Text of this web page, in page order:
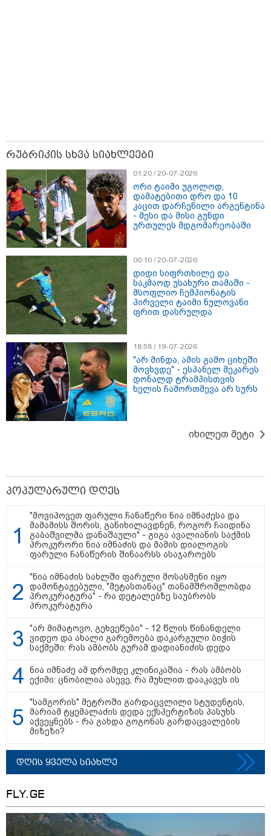
11:13 / 05-08-2026
Hisense წარმოგიდგენთ გზავნილს "ინოვაციები
უკეთესი ცხოვრებისათვის" FIFA-ს 2026 წლის
მსოფლიო ჩემპიონატზე™
შეიძინე ალდაგის სამოგზაურო დაზღვევა და
15:42 / 07-08-2026
"საიდან იცის, მან სინამდვილეში რა
ვცდები სამჯერ არის ნამყოფი, არც
ერთხელ 10 დღეს არ ცდებოდა" - გია
განცხადებაზე
10:58 / 06-08-2026
რუბრიკის სხვა სიახლეები
01:20 / 20-07-2026
ორი ტაიმი უგოლოდ,
დამატებითი დრო და 10
კაცით დარჩენილი არგენტინა
- მესი და მისი გუნდი
ურთულეს მდგომარეობაში
00:10 / 20-07-2026
დიდი სიფრთხილე და
საკმაოდ უსახური თამაში -
მსოფლიო ჩემპიონატის
პირველი ტაიმი ნულოვანი
ფრით დასრულდა
18:58 / 19-07-2026
"არ მინდა, ამის გამო ციხეში
მოვხვდე" - ესპანელ მეკარეს
დონალდ ტრამპისთვის
ხელის ჩამორთმევა არ სურს
იხილეთ მეტი
პოპულარული დღეს
"მოვიპოვეთ ფარული ჩანაწერი ნია იმნაძესა და
მამამისს შორის, განიხილავდნენ, როგორ ჩაიდინა
გაბაშვილმა დანაშაული" - გიგა ავალიანის საქმის
პროკურორი ნია იმნაძის და მამის დიალოგის
ფარული ჩანაწერის შინაარსს ასაჯაროებს
"ნია იმნაძის სახლში ფარული მოსასმენი იყო
დამონტაჟებული, "მეტასთანაც" თანამშრომლობდა
პროკურატურა" - რა დეტალებზე საუბრობს
პროკურატურა
"არ მიმატოვო, გეხვეწები" - 12 წლის წინანდელი
ვიდეო და ახალი გარემოება დაკარგული ბიჭის
საქმეში: რას ამბობს გურამ დადიანიძის დედა
ნია იმნაძე ამ დრომდე კლინიკაშია - რას ამბობს
ექიმი: ცნობილია ასევე, რა მუხლით დააკავეს ის
"სამგორის" მეტროში გარდაცვლილი სტუდენტის,
მარიამ ტყემალაძის დედა ექსპერტიზის პასუხს
აქვეყნებს - რა გახდა გოგონას გარდაცვალების
მიზეზი?
დღის ყველა სიახლე
FLY.GE